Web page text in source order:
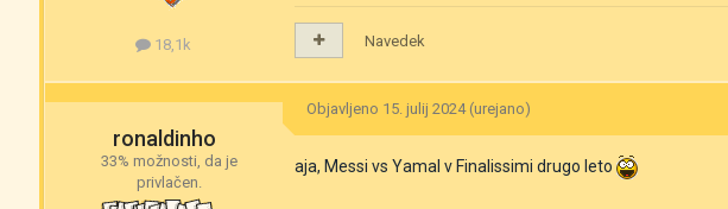
18,1k Navedek
ronaldinho
33% možnosti, da je
privlačen.
Objavljeno 15. julij 2024 (urejano)
aja, Messi vs Yamal v Finalissimi drugo leto